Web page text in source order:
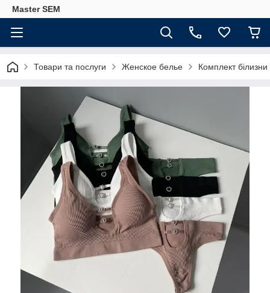
Master SEM
Товари та послуги Женское белье Комплект